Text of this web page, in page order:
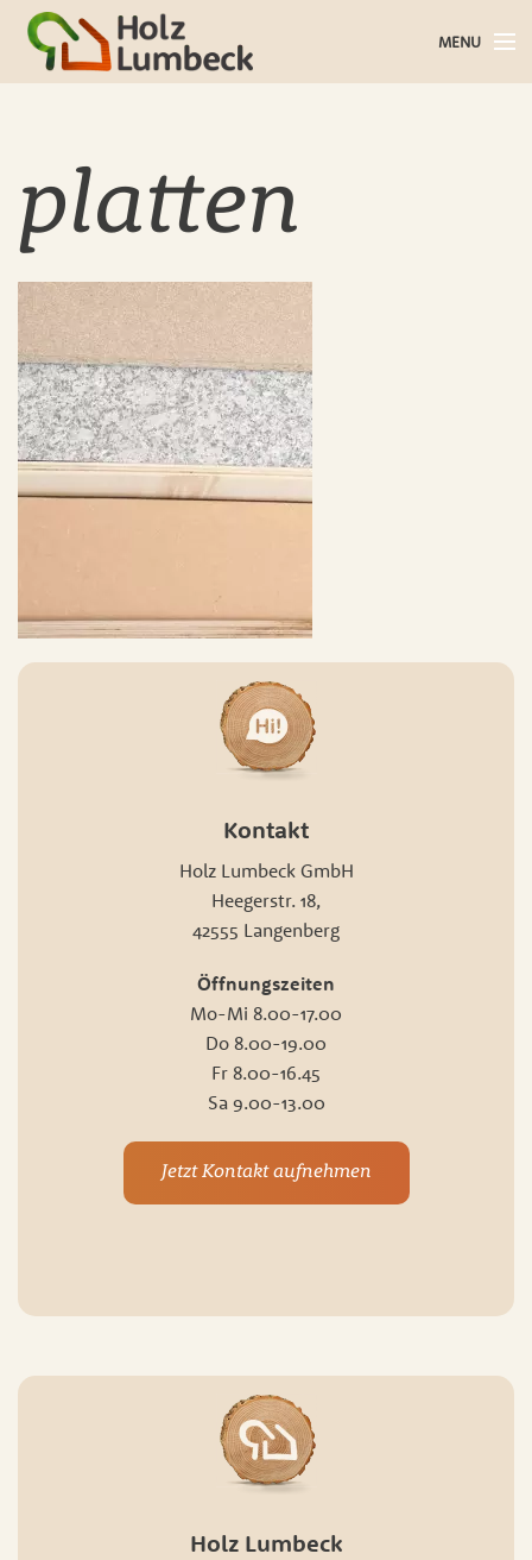
MENU
Holz im Garten
Bauholz
Baustoffe
Service
Über uns
Blog
platten
Kontakt
Holz Lumbeck GmbH
Heegerstr. 18,
42555 Langenberg
Öffnungszeiten
Mo-Mi 8.00-17.00
Do 8.00-19.00
Fr 8.00-16.45
Sa 9.00-13.00
Jetzt Kontakt aufnehmen
Holz Lumbeck